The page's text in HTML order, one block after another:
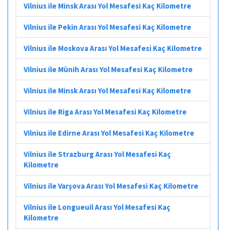
Vilnius ile Minsk Arası Yol Mesafesi Kaç Kilometre
Vilnius ile Pekin Arası Yol Mesafesi Kaç Kilometre
Vilnius ile Moskova Arası Yol Mesafesi Kaç Kilometre
Vilnius ile Münih Arası Yol Mesafesi Kaç Kilometre
Vilnius ile Minsk Arası Yol Mesafesi Kaç Kilometre
Vilnius ile Riga Arası Yol Mesafesi Kaç Kilometre
Vilnius ile Edirne Arası Yol Mesafesi Kaç Kilometre
Vilnius ile Strazburg Arası Yol Mesafesi Kaç
Kilometre
Vilnius ile Varşova Arası Yol Mesafesi Kaç Kilometre
Vilnius ile Longueuil Arası Yol Mesafesi Kaç
Kilometre